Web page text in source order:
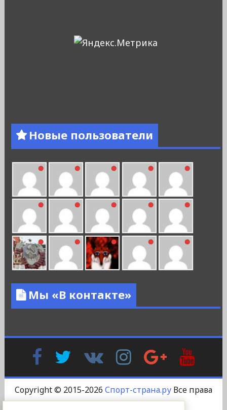
Новые пользователи
Мы «В контакте»
FacebookTwitter
Контакте
InstagramGoogle
Plus
Copyright © 2015-2026 Спорт-страна.руВсе права
защищены.